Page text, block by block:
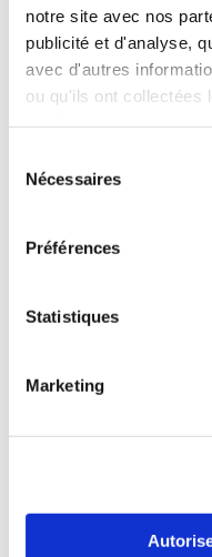
notre site avec nos
publicité et d'analyse,
avec d'autres
ou qu'ils ont collectées
Nécessaires
Préférences
Statistiques
Marketing